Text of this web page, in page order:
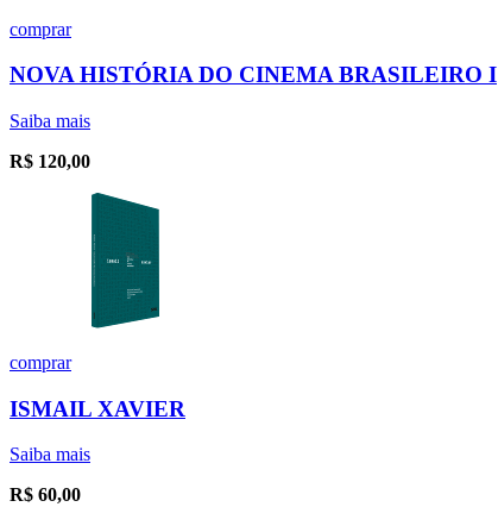
comprar
NOVA HISTÓRIA DO CINEMA BRASILEIRO I
Saiba mais
R$ 120,00
comprar
ISMAIL XAVIER
Saiba mais
R$ 60,00